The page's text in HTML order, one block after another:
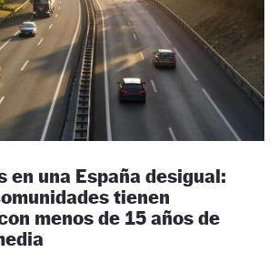
en una España desigual:
tienen
menos de 15 años de